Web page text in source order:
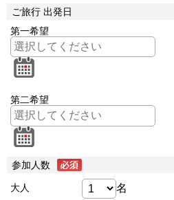
ご旅行 出発日
第一希望
第二希望
参加人数
大人 名